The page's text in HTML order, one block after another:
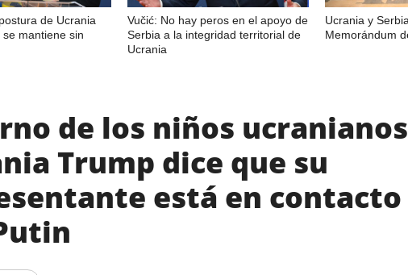
de Ucrania
mantiene sin
Vučić: No hay peros en el apoyo de
Serbia a la integridad territorial de
Ucrania
Ucrania y
Memorándum
de los niños
Trump dice que su
está en contacto